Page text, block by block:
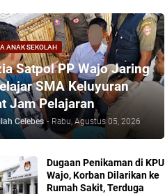
ANAK SEKOLAH
Satpol PP Wajo Jaring
SMA Keluyuran
Jam Pelajaran
Celebes - Rabu, Agustus 05, 2026
Dugaan Penikaman di KPU
Wajo, Korban Dilarikan ke
Rumah Sakit, Terduga